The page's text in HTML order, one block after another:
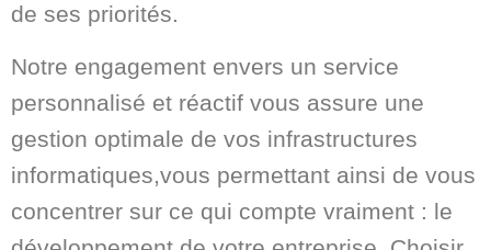
de ses priorités.
Notre engagement envers un service
personnalisé et réactif vous assure une
gestion optimale de vos infrastructures
informatiques,vous permettant ainsi de vous
concentrer sur ce qui compte vraiment : le